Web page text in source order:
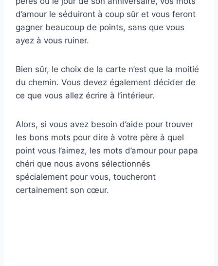
d’amour le séduiront à coup sûr et vous feront
gagner beaucoup de points, sans que vous
ayez à vous ruiner.
Bien sûr, le choix de la carte n’est que la moitié
du chemin. Vous devez également décider de
ce que vous allez écrire à l’intérieur.
Alors, si vous avez besoin d’aide pour trouver
les bons mots pour dire à votre père à quel
point vous l’aimez, les mots d’amour pour papa
chéri que nous avons sélectionnés
spécialement pour vous, toucheront
certainement son cœur.